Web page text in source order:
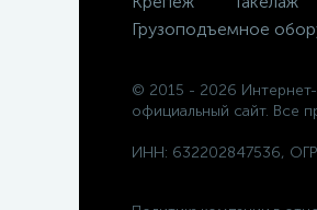
Грузоподъемное
© 2015 - 2026
официальный сайт. Все
ИНН: 632202847536,